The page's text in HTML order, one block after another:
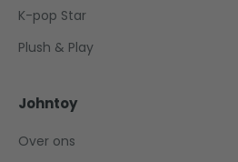
K-pop Star
Plush & Play
Johntoy
Over ons